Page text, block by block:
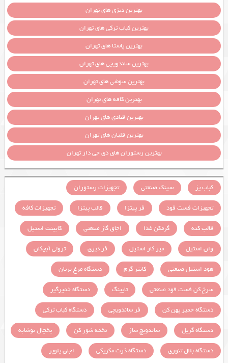
بهترین دیزی های تهران
بهترین کباب ترکی های تهران
بهترین پاستا های تهران
بهترین ساندویچی های تهران
بهترین سوشی های تهران
بهترین کافه های تهران
بهترین قنادی های تهران
بهترین قلیان های تهران
بهترین رستوران های دی جی دار تهران
کباب پز سینک صنعتی
تجهیزات رستوران
تجهیزات فست فود
فر پیتزا قالب پیتزا
تجهیزات کافه
قالب کته
گرمکن غذا اجاق گاز صنعتی
کابینت استیل
وان استیل
میز کار استیل فر دیزی
ترولی آبچکان
هود استیل صنعتی
کانتر گرم
دستگاه مرغ بریان
سرخ کن فست فود صنعتی
تاپینگ
دستگاه خمیرگیر
دستگاه خمیر پهن کن
فر ساندویچی
دستگاه کباب ترکی
دستگاه گریل
ساندویچ ساز تخمه شور کن
یخچال نوشابه
دستگاه بلال تنوری
دستگاه ذرت مکزیکی اجاق پلوپز